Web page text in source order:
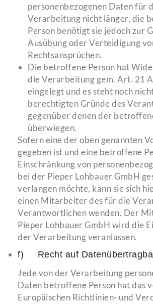
personenbezogenen Daten für
Verarbeitung nicht länger, die
Person benötigt sie jedoch zur
Ausübung oder Verteidigung
Rechtsansprüchen.
Die betroffene Person hat
die Verarbeitung gem. Art. 21
eingelegt und es steht noch
berechtigten Gründe des
gegenüber denen der
überwiegen.
Sofern eine der oben genannten
gegeben ist und eine betroffene
Einschränkung von
bei der Pieper Lohbauer GmbH
verlangen möchte, kann sie sich
einen Mitarbeiter des für die
Verantwortlichen wenden. Der
Pieper Lohbauer GmbH wird die
der Verarbeitung veranlassen.
f) Recht auf
Jede von der Verarbeitung
Daten betroffene Person hat das
Europäischen Richtlinien- und